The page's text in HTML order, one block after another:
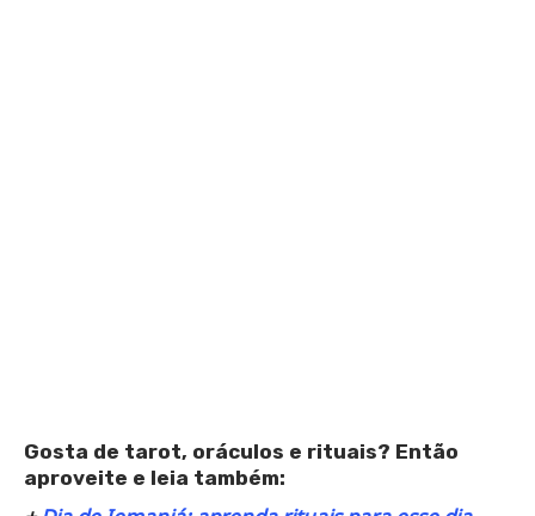
Gosta de tarot, oráculos e rituais? Então
aproveite e leia também: